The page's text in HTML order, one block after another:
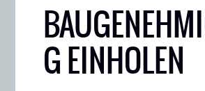
G EINHOLEN